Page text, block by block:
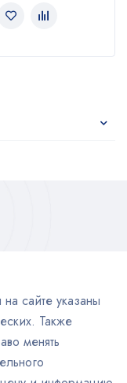
сайте указаны
Также
менять